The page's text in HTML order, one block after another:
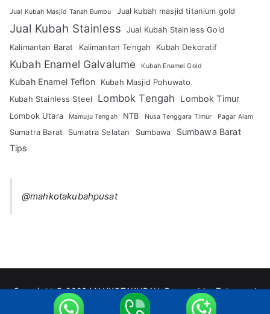
Jual Kubah Masjid Tanah Bumbu Jual kubah masjid titanium gold
Jual Kubah Stainless
Jual Kubah Stainless Gold
Kalimantan Barat
Kalimantan Tengah Kubah Dekoratif
Kubah Enamel Galvalume Kubah Enamel Gold
Kubah Enamel Teflon
Kubah Masjid Pohuwato
Kubah Stainless Steel
Lombok Tengah Lombok Timur
Lombok Utara Mamuju Tengah NTB Nusa Tenggara Timur Pagar Alam
Sumatra Barat Sumatra Selatan Sumbawa
Sumbawa Barat
Tips
@mahkotakubahpusat
Copyright © 2026MAHKOTAKUBAH. Powered byZakraand
WordPress